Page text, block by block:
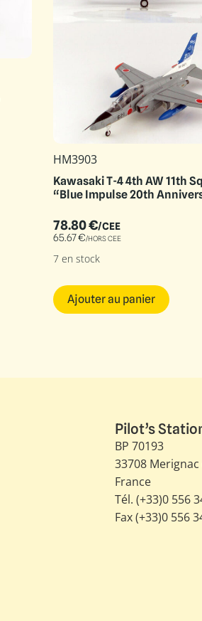
HM3903
Kawasaki T-4 4th AW 11th
“Blue Impulse 20th
AB 2016,
78.80€/CEE
65.67€/HORS CEE
7 en stock
Ajouter au panier
Pilot’s
BP 70193
33708
France
Tél. (+33)0 556
Fax (+33)0 556